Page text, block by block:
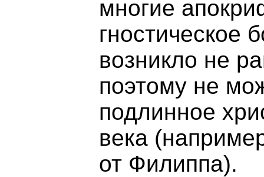
многие
гностическое
возникло не
поэтому не
подлинное
века
от Филиппа).